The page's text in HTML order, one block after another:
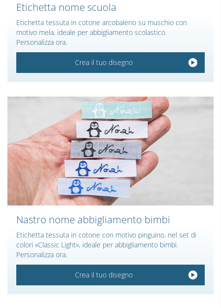
Etichetta nome scuola
Etichetta tessuta in cotone arcobaleno su muschio con
motivo mela, ideale per abbigliamento scolastico.
Personalizza ora.
Crea il tuo disegno
Nastro nome abbigliamento bimbi
Etichetta tessuta in cotone con motivo pinguino, nel set di
colori «Classic Light», ideale per abbigliamento bimbi.
Personalizza ora.
Crea il tuo disegno